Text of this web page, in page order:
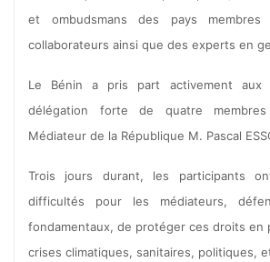
et ombudsmans des pays membres
collaborateurs ainsi que des experts en
Le Bénin a pris part activement aux
délégation forte de quatre
Médiateur de la République M. Pascal
Trois jours durant, les participants
difficultés pour les médiateurs,
fondamentaux, de protéger ces droits en
crises climatiques, sanitaires, politiques,